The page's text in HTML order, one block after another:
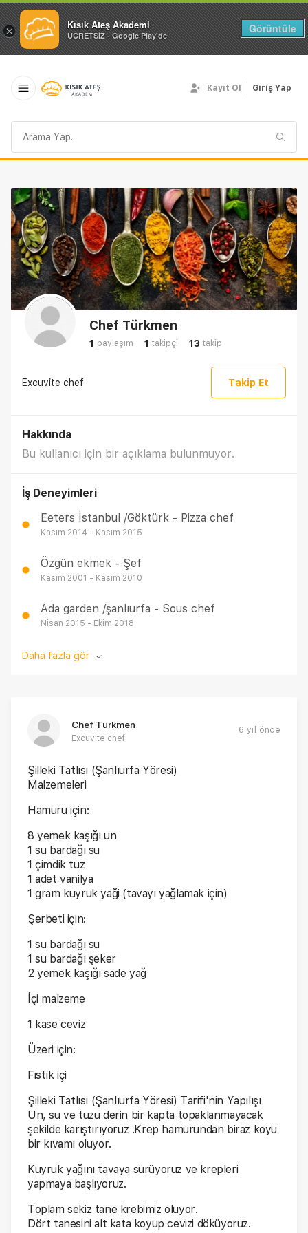
× Kısık Ateş Akademi
ÜCRETSİZ - Google Play'de
Görüntüle
sorgusu
Kayıt Ol Giriş Yap
Chef Türkmen
1 paylaşım 1 takipçi 13 takip
Excuvite chef Takip Et
Hakkında
Bu kullanıcı için bir açıklama bulunmuyor.
İş Deneyimleri
Eeters İstanbul /Göktürk - Pizza chef
Kasım 2014 - Kasım 2015
Özgün ekmek - Şef
Kasım 2001 - Kasım 2010
Ada garden /şanlıurfa - Sous chef
Nisan 2015 - Ekim 2018
Daha fazla gör
Chef Türkmen
Excuvite chef
6 yıl önce
Şilleki Tatlısı (Şanlıurfa Yöresi)
Malzemeleri
Hamuru için:
8 yemek kaşığı un
1 su bardağı su
1 çimdik tuz
1 adet vanilya
1 gram kuyruk yaği (tavayı yağlamak için)
Şerbeti için:
1 su bardağı su
1 su bardağı şeker
2 yemek kaşığı sade yağ
İçi malzeme
1 kase ceviz
Üzeri için:
Fıstık içi
Şilleki Tatlısı (Şanlıurfa Yöresi) Tarifi'nin Yapılışı
Un, su ve tuzu derin bir kapta topaklanmayacak
şekilde karıştırıyoruz .Krep hamurundan biraz koyu
bir kıvamı oluyor.
Kuyruk yağını tavaya sürüyoruz ve krepleri
yapmaya başlıyoruz.
Toplam sekiz tane krebimiz oluyor.
Dört tanesini alt kata koyup cevizi döküyoruz.